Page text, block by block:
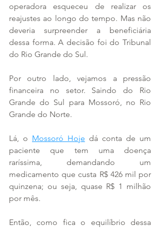
operadora esqueceu de realizar os
reajustes ao longo do tempo. Mas não
deveria surpreender a beneficiária
dessa forma. A decisão foi do Tribunal
do Rio Grande do Sul.
Por outro lado, vejamos a pressão
financeira no setor. Saindo do Rio
Grande do Sul para Mossoró, no Rio
Grande do Norte.
Lá, o Mossoró Hoje dá conta de um
paciente que tem uma doença
raríssima, demandando um
medicamento que custa R$ 426 mil por
quinzena; ou seja, quase R$ 1 milhão
por mês.
Então, como fica o equilíbrio dessa